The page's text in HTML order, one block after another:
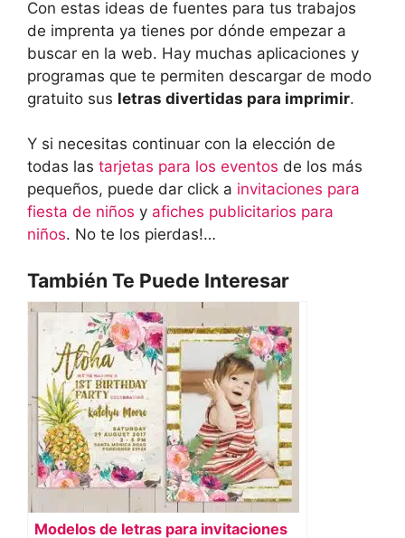
Con estas ideas de fuentes para tus trabajos
de imprenta ya tienes por dónde empezar a
buscar en la web. Hay muchas aplicaciones y
programas que te permiten descargar de modo
gratuito sus letras divertidas para imprimir.
Y si necesitas continuar con la elección de
todas las tarjetas para los eventos de los más
pequeños, puede dar click a invitaciones para
fiesta de niños y afiches publicitarios para
niños. No te los pierdas!…
También Te Puede Interesar
Modelos de letras para invitaciones